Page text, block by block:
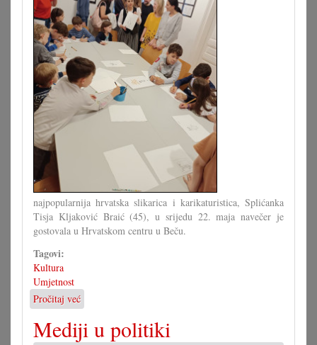
najpopularnija hrvatska slikarica i karikaturistica, Splićanka
Tisja Kljaković Braić (45), u srijedu 22. maja navečer je
gostovala u Hrvatskom centru u Beču.
Tagovi:
Kultura
Umjetnost
Pročitaj već
Bečani
oduševljeni
Splićankinimi
Mediji u politiki